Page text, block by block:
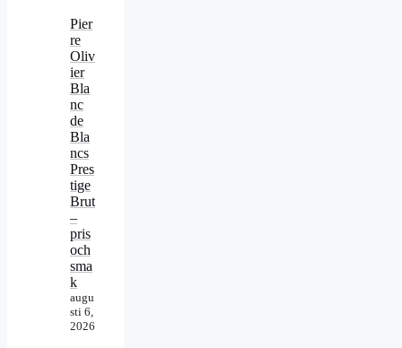
Pier
re
Oliv
ier
Bla
nc
de
Bla
ncs
Pres
tige
Brut
–
pris
och
sma
k
augu
sti 6,
2026